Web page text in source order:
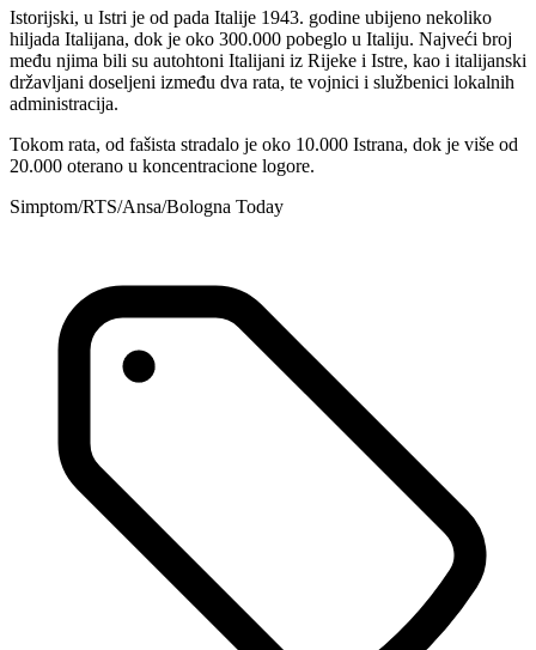
Istorijski, u Istri je od pada Italije 1943. godine ubijeno nekoliko
hiljada Italijana, dok je oko 300.000 pobeglo u Italiju. Najveći broj
među njima bili su autohtoni Italijani iz Rijeke i Istre, kao i italijanski
državljani doseljeni između dva rata, te vojnici i službenici lokalnih
administracija.
Tokom rata, od fašista stradalo je oko 10.000 Istrana, dok je više od
20.000 oterano u koncentracione logore.
Simptom/RTS/Ansa/Bologna Today